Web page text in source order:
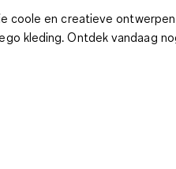
en creatieve
kleding. Ontdek vandaag